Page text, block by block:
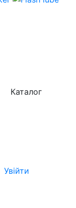
Каталог
Увійти